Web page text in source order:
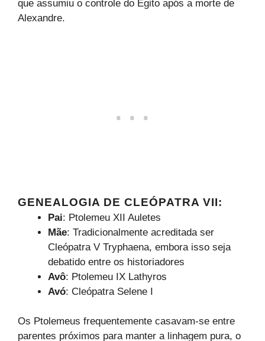
que assumiu o controle do Egito após a morte de
Alexandre.
GENEALOGIA DE CLEÓPATRA VII:
Pai: Ptolemeu XII Auletes
Mãe: Tradicionalmente acreditada ser
Cleópatra V Tryphaena, embora isso seja
debatido entre os historiadores
Avô: Ptolemeu IX Lathyros
Avó: Cleópatra Selene I
Os Ptolemeus frequentemente casavam-se entre
parentes próximos para manter a linhagem pura, o